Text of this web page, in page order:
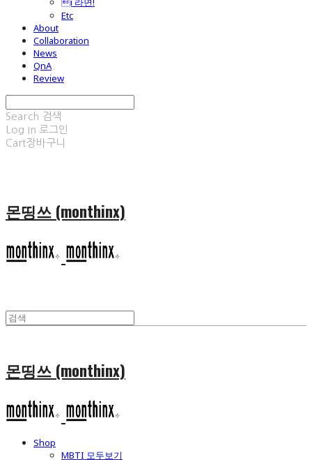
Etc
About
Collaboration
News
QnA
Review
Search 검색
Log In 로그인
Cart장바구니
몬띵쓰 (monthinx)
몬띵쓰 (monthinx)
Shop
MBTI 모두보기